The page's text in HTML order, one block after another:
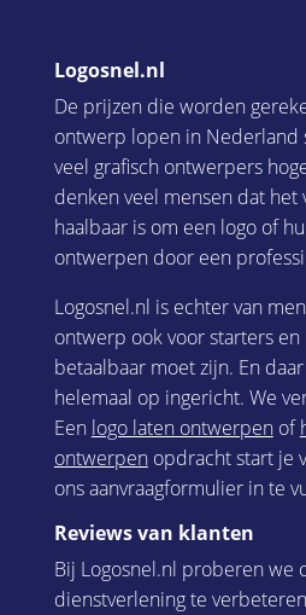
Logosnel.nl
De prijzen die worden
ontwerp lopen in Nederland
veel grafisch ontwerpers
denken veel mensen dat het
haalbaar is om een logo of
ontwerpen door een
Logosnel.nl is echter van
ontwerp ook voor starters
betaalbaar moet zijn. En
helemaal op ingericht. We
Een logo laten ontwerpenof
ontwerpenopdracht start je
ons aanvraagformulier in te
Reviews van klanten
Bij Logosnel.nl proberen we
dienstverlening te